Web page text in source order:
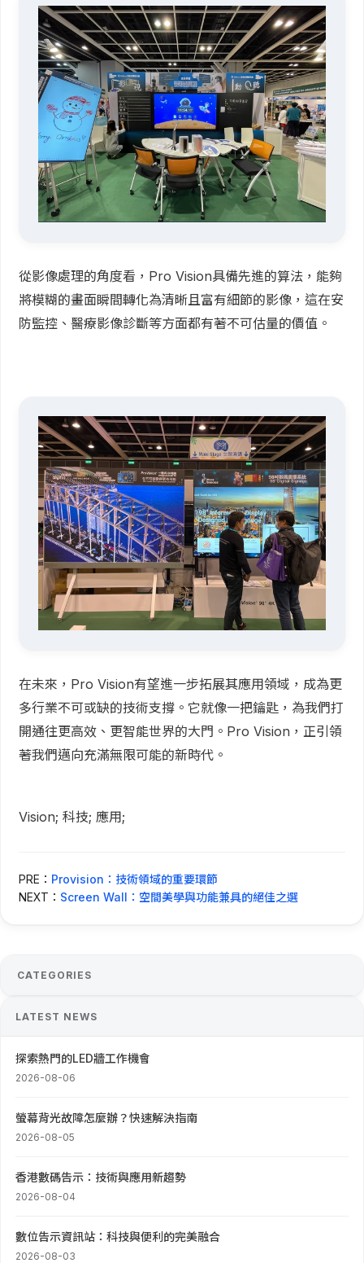
從影像處理的角度看，Pro Vision具備先進的算法，能夠
將模糊的畫面瞬間轉化為清晰且富有細節的影像，這在安
防監控、醫療影像診斷等方面都有著不可估量的價值。
在未來，Pro Vision有望進一步拓展其應用領域，成為更
多行業不可或缺的技術支撐。它就像一把鑰匙，為我們打
開通往更高效、更智能世界的大門。Pro Vision，正引領
著我們邁向充滿無限可能的新時代。
Vision; 科技; 應用;
PRE： Provision：技術領域的重要環節
NEXT： Screen Wall：空間美學與功能兼具的絕佳之選
CATEGORIES
LATEST NEWS
探索熱門的LED牆工作機會
2026-08-06
螢幕背光故障怎麼辦？快速解決指南
2026-08-05
香港數碼告示：技術與應用新趨勢
2026-08-04
數位告示資訊站：科技與便利的完美融合
2026-08-03